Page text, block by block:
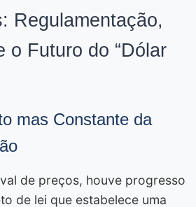
Regulamentação,
o Futuro do “Dólar
mas Constante da
de preços, houve progresso
de lei que estabelece uma